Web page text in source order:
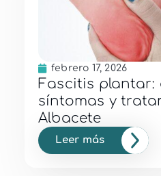
febrero 17, 2026
Fascitis plantar:
síntomas y
Albacete
Leer más